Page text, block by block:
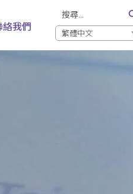
絡我們
Search
for:
繁體中文